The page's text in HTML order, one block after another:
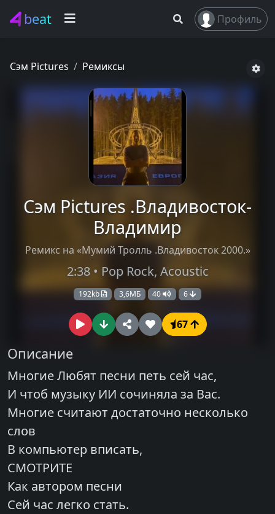
beat Профиль
Сэм Pictures Ремиксы
Сэм Pictures .Владивосток-
Владимир
Ремикс на «Мумий Тролль .Владивосток 2000.»
2:38 • Pop Rock, Acoustic
192kb 3,6МБ 40 6
67
Описание
Многие Любят песни петь сей час,
И чтоб музыку ИИ сочиняла за Вас.
Многие считают достаточно несколько
слов
В компьютер вписать,
СМОТРИТЕ
Как автором песни
Сей час легко стать.